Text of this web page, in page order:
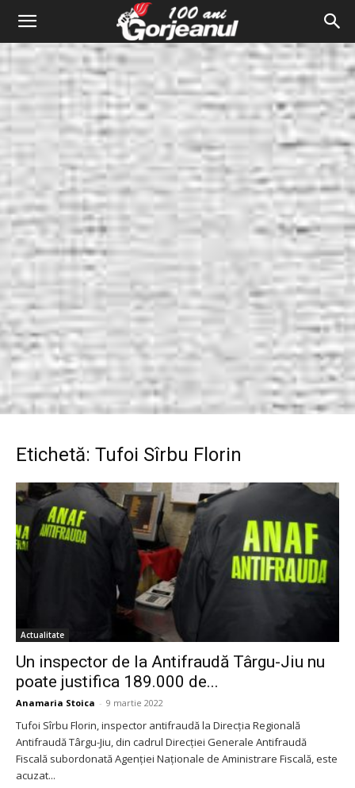
Etichetă: Tufoi Sîrbu Florin
Actualitate
Un inspector de la Antifraudă Târgu-Jiu nu
poate justifica 189.000 de...
Anamaria Stoica - 9 martie 2022
Tufoi Sîrbu Florin, inspector antifraudă la Direcția Regională
Antifraudă Târgu-Jiu, din cadrul Direcției Generale Antifraudă
Fiscală subordonată Agenției Naționale de Aministrare Fiscală, este
acuzat...